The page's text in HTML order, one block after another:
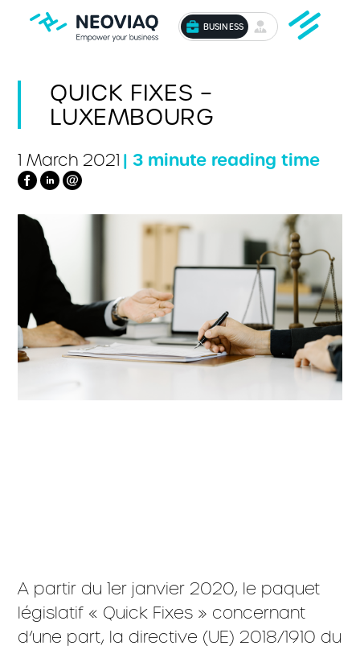
BUSINESS
QUICK FIXES –
LUXEMBOURG
1 March 2021 | 3 minute reading time
A partir du 1er janvier 2020, le paquet
législatif « Quick Fixes » concernant
d’une part, la directive (UE) 2018/1910 du